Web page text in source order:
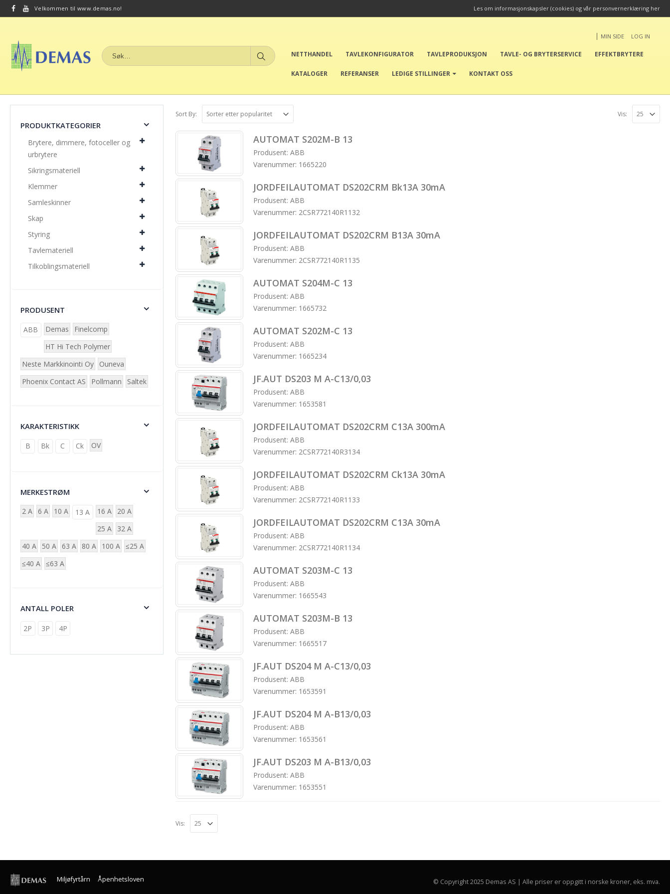
Velkommen til www.demas.no! Les om informasjonskapsler (cookies) og vår personvernerklæring her
| MIN SIDE LOG IN
NETTHANDEL TAVLEKONFIGURATOR TAVLEPRODUKSJON TAVLE- OG BRYTERSERVICE EFFEKTBRYTERE
KATALOGER REFERANSER LEDIGE STILLINGER KONTAKT OSS
Sort By: Vis:
AUTOMAT S202M-B 13
Produsent: ABB
Varenummer: 1665220
JORDFEILAUTOMAT DS202CRM Bk13A 30mA
Produsent: ABB
Varenummer: 2CSR772140R1132
JORDFEILAUTOMAT DS202CRM B13A 30mA
Produsent: ABB
Varenummer: 2CSR772140R1135
AUTOMAT S204M-C 13
Produsent: ABB
Varenummer: 1665732
AUTOMAT S202M-C 13
Produsent: ABB
Varenummer: 1665234
JF.AUT DS203 M A-C13/0,03
Produsent: ABB
Varenummer: 1653581
JORDFEILAUTOMAT DS202CRM C13A 300mA
Produsent: ABB
Varenummer: 2CSR772140R3134
JORDFEILAUTOMAT DS202CRM Ck13A 30mA
Produsent: ABB
Varenummer: 2CSR772140R1133
JORDFEILAUTOMAT DS202CRM C13A 30mA
Produsent: ABB
Varenummer: 2CSR772140R1134
AUTOMAT S203M-C 13
Produsent: ABB
Varenummer: 1665543
AUTOMAT S203M-B 13
Produsent: ABB
Varenummer: 1665517
JF.AUT DS204 M A-C13/0,03
Produsent: ABB
Varenummer: 1653591
JF.AUT DS204 M A-B13/0,03
Produsent: ABB
Varenummer: 1653561
JF.AUT DS203 M A-B13/0,03
Produsent: ABB
Varenummer: 1653551
Vis:
PRODUKTKATEGORIER
Brytere, dimmere, fotoceller og
urbrytere
Sikringsmateriell
Klemmer
Samleskinner
Skap
Styring
Tavlemateriell
Tilkoblingsmateriell
PRODUSENT
ABB Demas
Finelcomp
HT Hi Tech Polymer
Neste Markkinointi Oy
Ouneva
Phoenix Contact AS
Pollmann Saltek
KARAKTERISTIKK
B Bk C Ck OV
MERKESTRØM
2 A 6 A 10 A 13 A 16 A
20 A
25 A
32 A
40 A
50 A 63 A 80 A 100 A ≤25 A
≤40 A ≤63 A
ANTALL POLER
2P 3P 4P
Miljøfyrtårn Åpenhetsloven © Copyright 2025 Demas AS | Alle priser er oppgitt i norske kroner, eks. mva.